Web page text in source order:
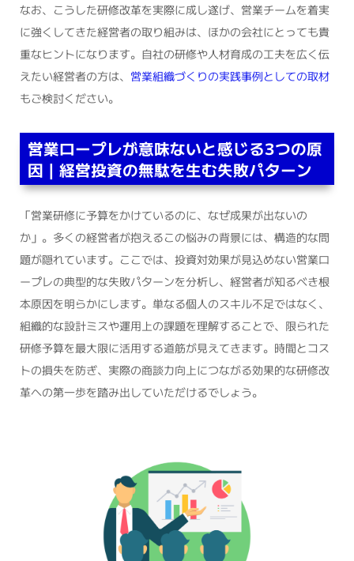
なお、こうした研修改革を実際に成し遂げ、営業チームを着実
に強くしてきた経営者の取り組みは、ほかの会社にとっても貴
重なヒントになります。自社の研修や人材育成の工夫を広く伝
えたい経営者の方は、 営業組織づくりの実践事例としての取材
もご検討ください。
営業ロープレが意味ないと感じる3つの原
因｜経営投資の無駄を生む失敗パターン
「営業研修に予算をかけているのに、なぜ成果が出ないの
か」。多くの経営者が抱えるこの悩みの背景には、構造的な問
題が隠れています。ここでは、投資対効果が見込めない営業ロ
ープレの典型的な失敗パターンを分析し、経営者が知るべき根
本原因を明らかにします。単なる個人のスキル不足ではなく、
組織的な設計ミスや運用上の課題を理解することで、限られた
研修予算を最大限に活用する道筋が見えてきます。時間とコス
トの損失を防ぎ、実際の商談力向上につながる効果的な研修改
革への第一歩を踏み出していただけるでしょう。